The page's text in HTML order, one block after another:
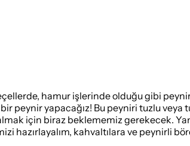
hamur işlerinde olduğu gibi
peynir yapacağız! Bu peyniri tuzlu
için biraz beklememiz gerekecek.
hazırlayalım, kahvaltılara ve peynirli